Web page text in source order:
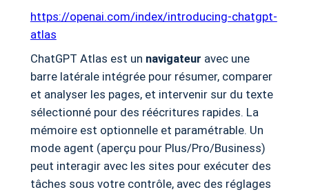
https://openai.com/index/introducing-chatgpt-
atlas
ChatGPT Atlas est un navigateur avec une
barre latérale intégrée pour résumer, comparer
et analyser les pages, et intervenir sur du texte
sélectionné pour des réécritures rapides. La
mémoire est optionnelle et paramétrable. Un
mode agent (aperçu pour Plus/Pro/Business)
peut interagir avec les sites pour exécuter des
tâches sous votre contrôle, avec des réglages